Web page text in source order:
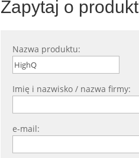
Zapytaj o produkt
Nazwa produktu:
Imię i nazwisko / nazwa firmy:
e-mail: